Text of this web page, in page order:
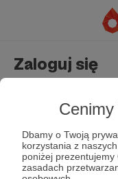
Dbamy o Twoją
korzystania z
poniżej
zasadach
Zaloguj się